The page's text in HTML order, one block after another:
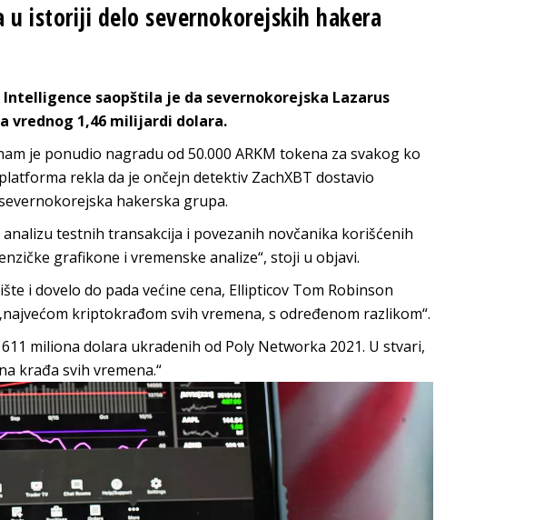
istoriji delo severnokorejskih hakera
saopštila je da severnokorejska Lazarus
vrednog 1,46 milijardi dolara.
je ponudio nagradu od 50.000 ARKM tokena za svakog ko
rekla da je ončejn detektiv ZachXBT dostavio
hakerska grupa.
testnih transakcija i povezanih novčanika korišćenih
grafikone i vremenske analize“, stoji u objavi.
i dovelo do pada većine cena, Ellipticov Tom Robinson
kriptokrađom svih vremena, s određenom razlikom“.
miliona dolara ukradenih od Poly Networka 2021. U stvari,
krađa svih vremena.“